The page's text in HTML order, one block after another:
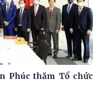
Phúc thăm Tổ chức